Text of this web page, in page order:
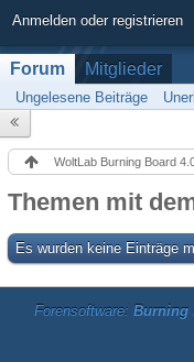
Anmelden oder registrieren
Forum Mitglieder
Ungelesene Beiträge
WoltLab Burning Board
Themen mit
Es wurden keine Einträge
Forensoftware: Burning